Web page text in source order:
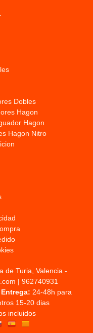
Dobles
Hagon
Hagon
Hagon Nitro
de Turia, Valencia -
| 962740931
24-48h para
15-20 dias
incluidos